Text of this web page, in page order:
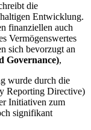
die
Entwicklung.
finanziellen auch
Vermögenswertes
sich bevorzugt an
Governance),
wurde durch die
Reporting Directive)
Initiativen zum
signifikant